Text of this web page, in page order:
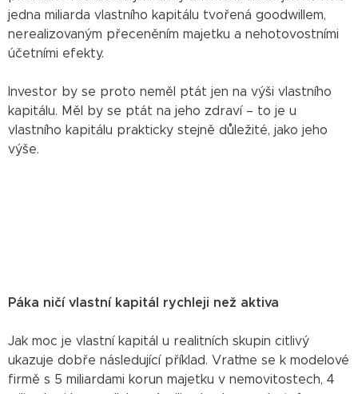
jedna miliarda vlastního kapitálu tvořená goodwillem,
nerealizovaným přeceněním majetku a nehotovostními
účetními efekty.
Investor by se proto neměl ptát jen na výši vlastního
kapitálu. Měl by se ptát na jeho zdraví – to je u
vlastního kapitálu prakticky stejně důležité, jako jeho
výše.
Páka ničí vlastní kapitál rychleji než aktiva
Jak moc je vlastní kapitál u realitních skupin citlivý
ukazuje dobře následující příklad. Vraťme se k modelové
firmě s 5 miliardami korun majetku v nemovitostech, 4